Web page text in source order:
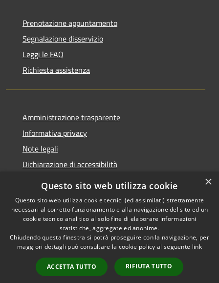
Prenotazione appuntamento
Segnalazione disservizio
Leggi le FAQ
Richiesta assistenza
Amministrazione trasparente
Informativa privacy
Note legali
Dichiarazione di accessibilità
RSS
Privacy
Cookie
Mappa del sito
Extranet
Copyright © 2026 • Comune di
Nova Milanese • Powered by
Municipium•Accesso
redazione
×
Questo sito web utilizza cookie
Questo sito web utilizza cookie tecnici (ed assimilati) strettamente
necessari al corretto funzionamento e alla navigazione del sito ed un
cookie tecnico analitico al solo fine di elaborare informazioni
statistiche, aggregate ed anonime.
Chiudendo questa finestra si potrà proseguire con la navigazione, per
maggiori dettagli può consultare la cookie policy al seguente link
ACCETTA TUTTO RIFIUTA TUTTO